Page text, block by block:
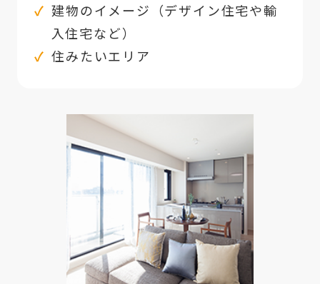
建物のイメージ（デザイン住宅や輸
入住宅など）
住みたいエリア